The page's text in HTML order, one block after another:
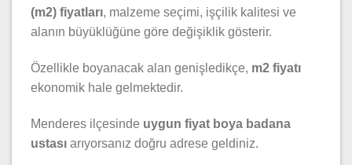
(m2) fiyatları, malzeme seçimi, işçilik kalitesi ve
alanın büyüklüğüne göre değişiklik gösterir.
Özellikle boyanacak alan genişledikçe, m2 fiyatı
ekonomik hale gelmektedir.
Menderes ilçesinde uygun fiyat boya badana
ustası arıyorsanız doğru adrese geldiniz.